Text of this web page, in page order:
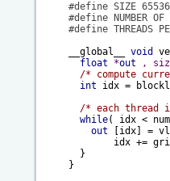
#define SIZE
#define NUMBER
#define THREADS
global__ void
float *out ,
/* compute
int idx =
/* each thread
while( idx <
out [idx] =
  }
}